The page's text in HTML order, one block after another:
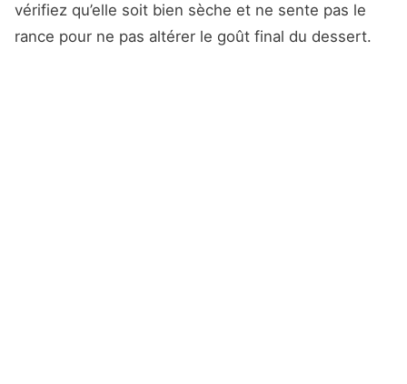
vérifiez qu’elle soit bien sèche et ne sente pas le
rance pour ne pas altérer le goût final du dessert.